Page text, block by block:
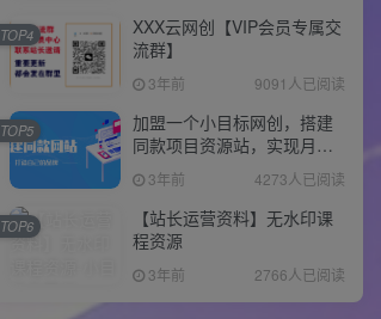
XXX云网创【VIP会员专属交
流群】
3年前 9091人已阅读
TOP4
加盟一个小目标网创，搭建
同款项目资源站，实现月入
10w+！！
3年前 4273人已阅读
TOP5
【站长运营资料】无水印课
程资源
3年前 2766人已阅读
TOP6